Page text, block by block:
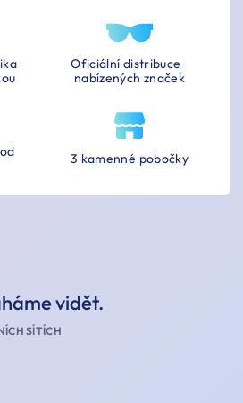
Oficiální distribuce
nabízených značek
3 kamenné pobočky
vidět.
SÍTÍCH